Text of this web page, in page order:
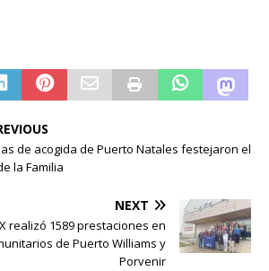
de acogida de Puerto Natales festejaron el
la Familia
NEXT
realizó 1589 prestaciones en
de Puerto Williams y
Porvenir